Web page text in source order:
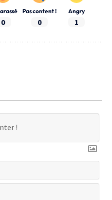
0
Pas content !
0
Angry
1